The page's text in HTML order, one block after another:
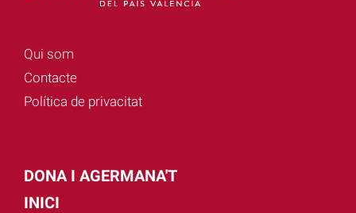
Qui som
Contacte
Política de privacitat
DONA I AGERMANA'T
INICI